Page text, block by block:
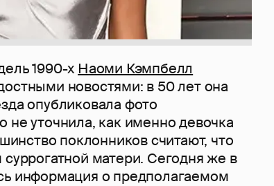
1990-х Наоми Кэмпбелл
новостями: в 50 лет она
опубликовала фото
уточнила, как именно девочка
поклонников считают, что
матери. Сегодня же в
информация о предполагаемом